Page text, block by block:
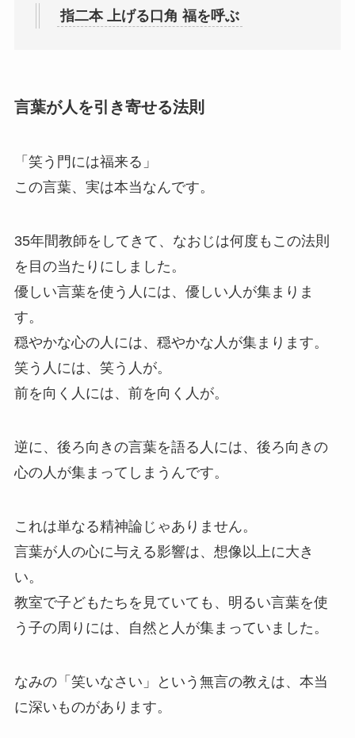
指二本 上げる口角 福を呼ぶ
言葉が人を引き寄せる法則
「笑う門には福来る」
この言葉、実は本当なんです。
35年間教師をしてきて、なおじは何度もこの法則
を目の当たりにしました。
優しい言葉を使う人には、優しい人が集まりま
す。
穏やかな心の人には、穏やかな人が集まります。
笑う人には、笑う人が。
前を向く人には、前を向く人が。
逆に、後ろ向きの言葉を語る人には、後ろ向きの
心の人が集まってしまうんです。
これは単なる精神論じゃありません。
言葉が人の心に与える影響は、想像以上に大き
い。
教室で子どもたちを見ていても、明るい言葉を使
う子の周りには、自然と人が集まっていました。
なみの「笑いなさい」という無言の教えは、本当
に深いものがあります。